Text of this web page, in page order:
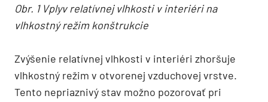
Obr. 1 Vplyv relatívnej vlhkosti v interiéri na
vlhkostný režim konštrukcie
Zvýšenie relatívnej vlhkosti v interiéri zhoršuje
vlhkostný režim v otvorenej vzduchovej vrstve.
Tento nepriaznivý stav možno pozorovať pri